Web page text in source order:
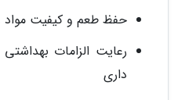
حفظ طعم و کیفیت مواد
رعایت الزامات
داری